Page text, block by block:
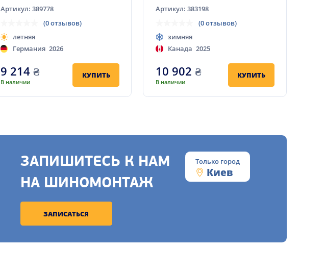
Артикул: 389778
(0 отзывов)
летняя
Германия 2026
9 214 ₴
В наличии
КУПИТЬ
Артикул: 383198
(0 отзывов)
зимняя
Канада 2025
10 902 ₴
В наличии
КУПИТЬ
ЗАПИШИТЕСЬ К НАМ
НА ШИНОМОНТАЖ
Только город
Киев
ЗАПИСАТЬСЯ